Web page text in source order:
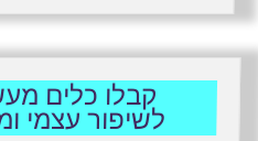
קבלו כלים
לשיפור עצמי